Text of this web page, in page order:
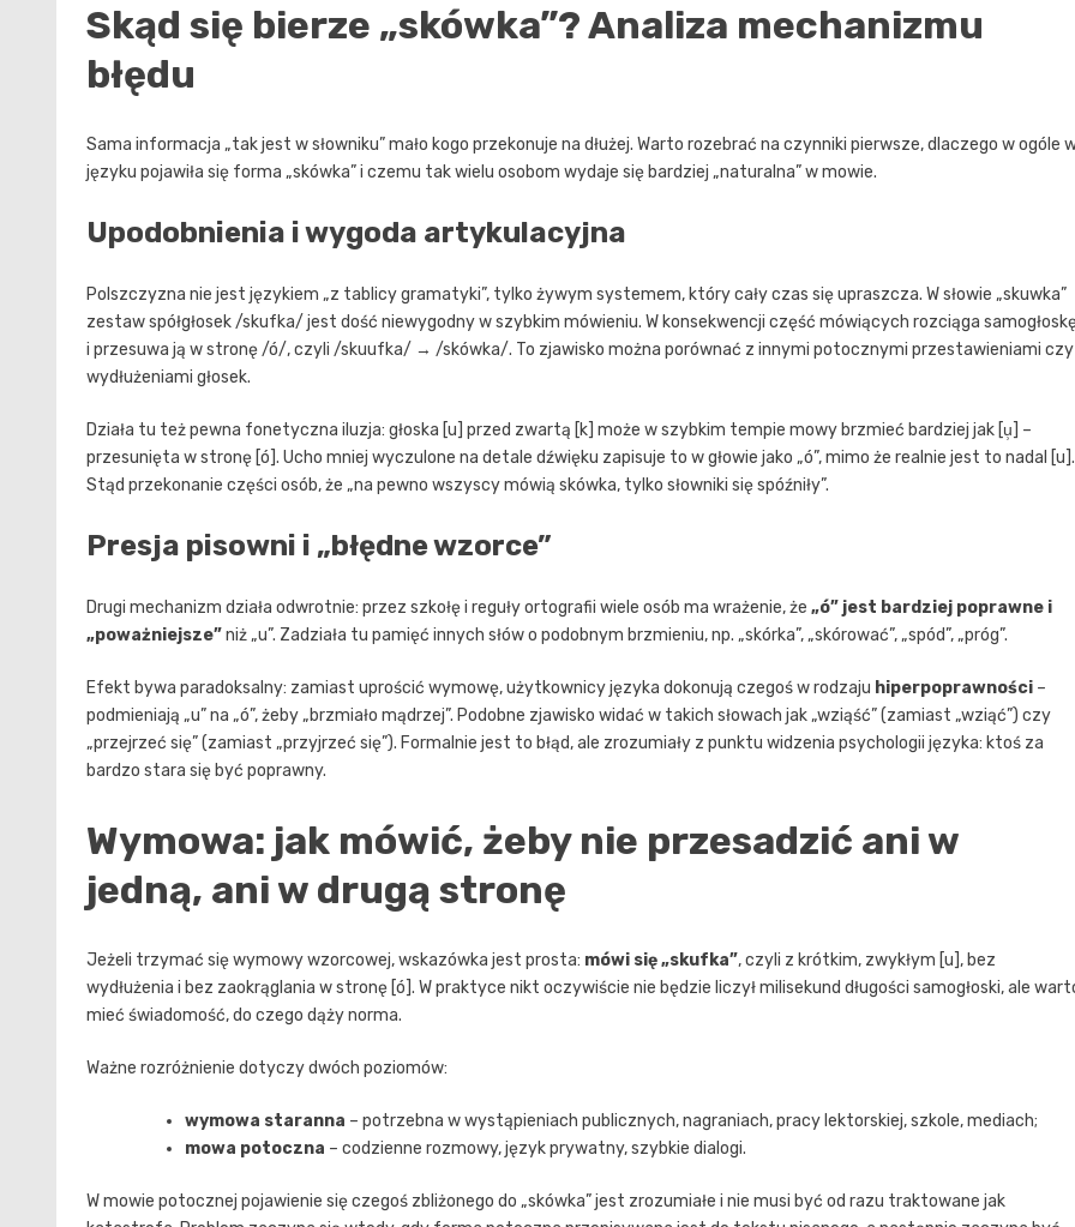
Skąd się bierze „skówka”? Analiza mechanizmu
błędu
Sama informacja „tak jest w słowniku” mało kogo przekonuje na dłużej. Warto rozebrać na czynniki pierwsze, dlaczego w ogóle
języku pojawiła się forma „skówka” i czemu tak wielu osobom wydaje się bardziej „naturalna” w mowie.
Upodobnienia i wygoda artykulacyjna
Polszczyzna nie jest językiem „z tablicy gramatyki”, tylko żywym systemem, który cały czas się upraszcza. W słowie „skuwka”
zestaw spółgłosek /skufka/ jest dość niewygodny w szybkim mówieniu. W konsekwencji część mówiących rozciąga
i przesuwa ją w stronę /ó/, czyli /skuufka/ → /skówka/. To zjawisko można porównać z innymi potocznymi przestawieniami czy
wydłużeniami głosek.
Działa tu też pewna fonetyczna iluzja: głoska [u] przed zwartą [k] może w szybkim tempie mowy brzmieć bardziej jak [u̹] –
przesunięta w stronę [ó]. Ucho mniej wyczulone na detale dźwięku zapisuje to w głowie jako „ó”, mimo że realnie jest to nadal [u].
Stąd przekonanie części osób, że „na pewno wszyscy mówią skówka, tylko słowniki się spóźniły”.
Presja pisowni i „błędne wzorce”
Drugi mechanizm działa odwrotnie: przez szkołę i reguły ortografii wiele osób ma wrażenie, że „ó” jest bardziej poprawne i
„poważniejsze”niż „u”. Zadziała tu pamięć innych słów o podobnym brzmieniu, np. „skórka”, „skórować”, „spód”, „próg”.
Efekt bywa paradoksalny: zamiast uprościć wymowę, użytkownicy języka dokonują czegoś w rodzaju hiperpoprawności –
podmieniają „u” na „ó”, żeby „brzmiało mądrzej”. Podobne zjawisko widać w takich słowach jak „wziąść” (zamiast „wziąć”) czy
„przejrzeć się” (zamiast „przyjrzeć się”). Formalnie jest to błąd, ale zrozumiały z punktu widzenia psychologii języka: ktoś za
bardzo stara się być poprawny.
Wymowa: jak mówić, żeby nie przesadzić ani w
jedną, ani w drugą stronę
Jeżeli trzymać się wymowy wzorcowej, wskazówka jest prosta: mówi się „skufka”, czyli z krótkim, zwykłym [u], bez
wydłużenia i bez zaokrąglania w stronę [ó]. W praktyce nikt oczywiście nie będzie liczył milisekund długości samogłoski, ale
mieć świadomość, do czego dąży norma.
Ważne rozróżnienie dotyczy dwóch poziomów:
wymowa staranna – potrzebna w wystąpieniach publicznych, nagraniach, pracy lektorskiej, szkole, mediach;
mowa potoczna – codzienne rozmowy, język prywatny, szybkie dialogi.
W mowie potocznej pojawienie się czegoś zbliżonego do „skówka” jest zrozumiałe i nie musi być od razu traktowane jak